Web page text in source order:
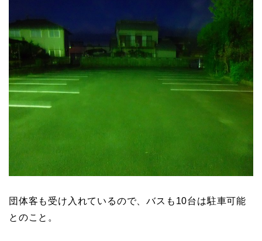
団体客も受け入れているので、バスも10台は駐車可能
とのこと。